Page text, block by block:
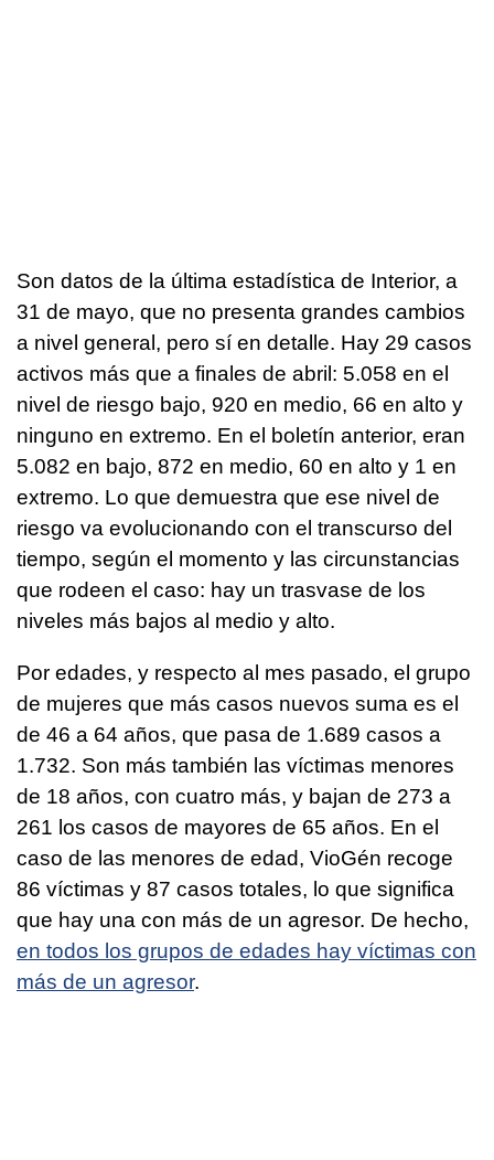
Son datos de la última estadística de Interior, a
31 de mayo, que no presenta grandes cambios
a nivel general, pero sí en detalle. Hay 29 casos
activos más que a finales de abril: 5.058 en el
nivel de riesgo bajo, 920 en medio, 66 en alto y
ninguno en extremo. En el boletín anterior, eran
5.082 en bajo, 872 en medio, 60 en alto y 1 en
extremo. Lo que demuestra que ese nivel de
riesgo va evolucionando con el transcurso del
tiempo, según el momento y las circunstancias
que rodeen el caso: hay un trasvase de los
niveles más bajos al medio y alto.
Por edades, y respecto al mes pasado, el grupo
de mujeres que más casos nuevos suma es el
de 46 a 64 años, que pasa de 1.689 casos a
1.732. Son más también las víctimas menores
de 18 años, con cuatro más, y bajan de 273 a
261 los casos de mayores de 65 años. En el
caso de las menores de edad, VioGén recoge
86 víctimas y 87 casos totales, lo que significa
que hay una con más de un agresor. De hecho,
en todos los grupos de edades hay víctimas con
más de un agresor.